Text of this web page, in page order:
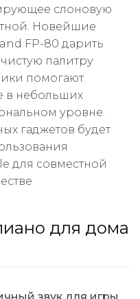
слоновую
Новейшие
FP-80 дарить
палитру
помогают
в небольших
уровне.
гаджетов будет
для совместной
для дома